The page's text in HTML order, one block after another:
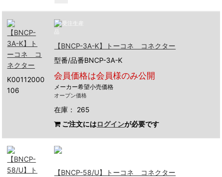
K00112000
106
【BNCP-3A-K】トーコネ コネクター
型番/品番BNCP-3A-K
会員価格は会員様のみ公開
メーカー希望小売価格
オープン価格
在庫： 265
ご注文にはログインが必要です
【BNCP-58/U】トーコネ コネクター